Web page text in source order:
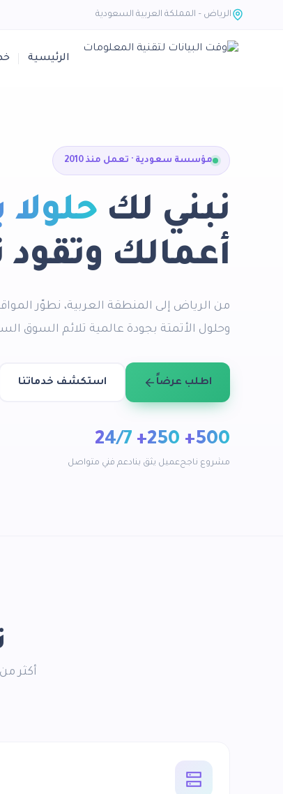
الرياض – المملكة العربية السعودية
الرئيسية
مؤسسة سعودية · تعمل منذ 2010
نبني لك حلولاً
أعمالك وتقود
وحلول الأتمتة بجودة عالمية تلائم السوق
اطلب عرضاً استكشف خدماتنا
500+
مشروع ناجح
250+
عميل يثق بنا
24/7
دعم فني متواصل